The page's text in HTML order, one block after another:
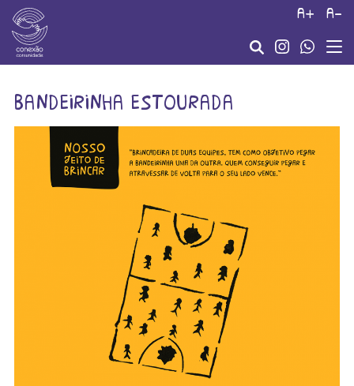
a+ a-
bandeirinha estourada